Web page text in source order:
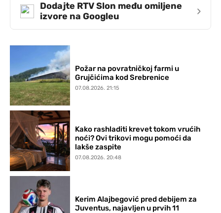
Dodajte RTV Slon među omiljene
izvore na Googleu
›
Požar na povratničkoj farmi u
Grujčićima kod Srebrenice
07.08.2026. 21:15
Kako rashladiti krevet tokom vrućih
noći? Ovi trikovi mogu pomoći da
lakše zaspite
07.08.2026. 20:48
Kerim Alajbegović pred debijem za
Juventus, najavljen u prvih 11